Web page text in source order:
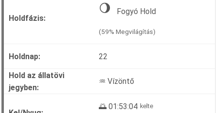
🌖 Fogyó Hold
(59% Megvilágítás)
22
♒ Vízöntő
🌅 01:53:04 kelte